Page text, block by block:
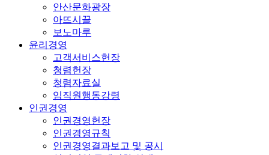
안산문화광장
아뜨시끌
보노마루
윤리경영
고객서비스헌장
청렴헌장
청렴자료실
임직원행동강령
인권경영
인권경영헌장
인권경영규칙
인권경영결과보고 및 공시